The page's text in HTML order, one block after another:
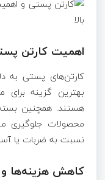
اهمیت کارتن
کارتن‌های پستی به
بهترین گزینه
هستند. همچنین
محصولات جلوگیری
نسبت به ضربات یا
کاهش هزینه‌ها و